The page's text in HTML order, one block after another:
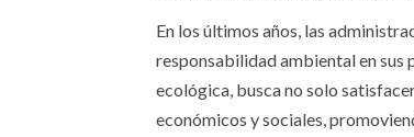
En los últimos años, las
responsabilidad ambiental en
ecológica, busca no solo
económicos y sociales,